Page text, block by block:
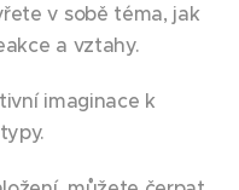
v sobě téma, jak
a vztahy.
imaginace k